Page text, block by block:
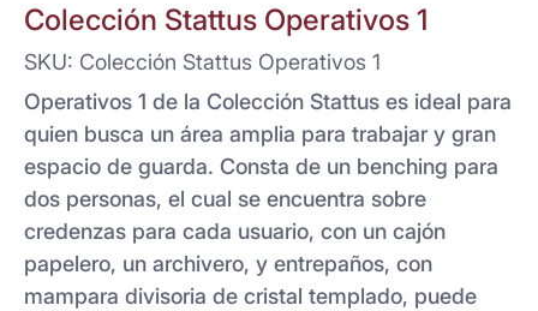
Colección Stattus Operativos 1
SKU: Colección Stattus Operativos 1
Operativos 1 de la Colección Stattus es ideal para
quien busca un área amplia para trabajar y gran
espacio de guarda. Consta de un benching para
dos personas, el cual se encuentra sobre
credenzas para cada usuario, con un cajón
papelero, un archivero, y entrepaños, con
mampara divisoria de cristal templado, puede